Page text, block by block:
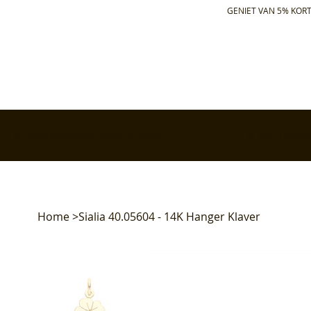
GENIET VAN 5%
Home>Sialia 40.05604 - 14K Hanger Klaver